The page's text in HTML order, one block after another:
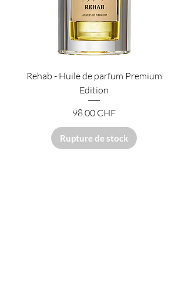
Rehab - Huile de parfum Premium
Edition
Prix
98.00 CHF
Rupture de stock